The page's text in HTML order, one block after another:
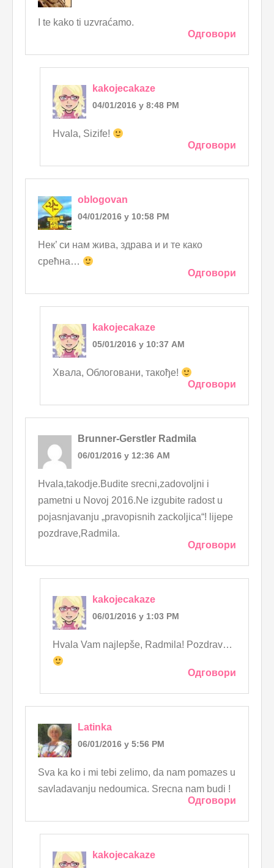
I te kako ti uzvraćamo.
Одговори
kakojecakaze
04/01/2016 у 8:48 PM
Hvala, Sizife!
Одговори
oblogovan
04/01/2016 у 10:58 PM
Нек’ си нам жива, здрава и и те како
срећна…
Одговори
kakojecakaze
05/01/2016 у 10:37 AM
Хвала, Облоговани, такође!
Одговори
Brunner-Gerstler Radmila
06/01/2016 у 12:36 AM
Hvala,takodje.Budite srecni,zadovoljni i
pametni u Novoj 2016.Ne izgubite radost u
pojasnjavanju „pravopisnih zackoljica“! lijepe
pozdrave,Radmila.
Одговори
kakojecakaze
06/01/2016 у 1:03 PM
Hvala Vam najlepše, Radmila! Pozdrav…
Одговори
Latinka
06/01/2016 у 5:56 PM
Sva ka ko i mi tebi zelimo, da nam pomazes u
savladavanju nedoumica. Srecna nam budi !
Одговори
kakojecakaze